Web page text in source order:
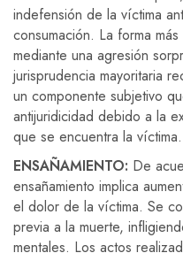
indefensión de la víctima
consumación. La forma
mediante una agresión
jurisprudencia mayoritaria
un componente subjetivo
antijuridicidad debido a la
que se encuentra la víctima.
ENSAÑAMIENTO: De
ensañamiento implica
el dolor de la víctima. Se
previa a la muerte,
mentales. Los actos